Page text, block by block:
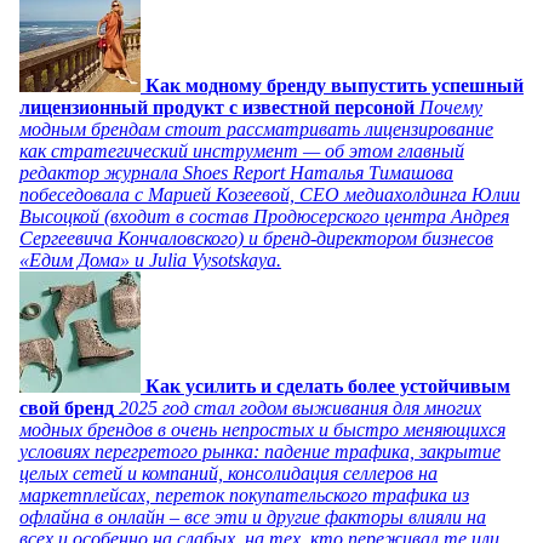
Как модному бренду выпустить успешный
лицензионный продукт с известной персоной Почему
модным брендам стоит рассматривать лицензирование
как стратегический инструмент — об этом главный
редактор журнала Shoes Report Наталья Тимашова
побеседовала с Марией Козеевой, СЕО медиахолдинга Юлии
Высоцкой (входит в состав Продюсерского центра Андрея
Сергеевича Кончаловского) и бренд-директором бизнесов
«Едим Дома» и Julia Vysotskaya.
Как усилить и сделать более устойчивым
свой бренд 2025 год стал годом выживания для многих
модных брендов в очень непростых и быстро меняющихся
условиях перегретого рынка: падение трафика, закрытие
целых сетей и компаний, консолидация селлеров на
маркетплейсах, переток покупательского трафика из
офлайна в онлайн – все эти и другие факторы влияли на
всех и особенно на слабых, на тех, кто переживал те или